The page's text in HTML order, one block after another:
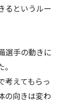
るというルー
選手の動きに
考えてもらっ
の向きは変わ